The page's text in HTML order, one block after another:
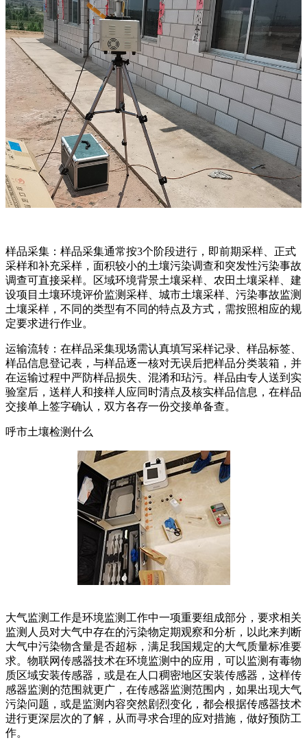
样品采集：样品采集通常按3个阶段进行，即前期采样、正式
采样和补充采样，面积较小的土壤污染调查和突发性污染事故
调查可直接采样。区域环境背景土壤采样、农田土壤采样、建
设项目土壤环境评价监测采样、城市土壤采样、污染事故监测
土壤采样，不同的类型有不同的特点及方式，需按照相应的规
定要求进行作业。
运输流转：在样品采集现场需认真填写采样记录、样品标签、
样品信息登记表，与样品逐一核对无误后把样品分类装箱，并
在运输过程中严防样品损失、混淆和玷污。样品由专人送到实
验室后，送样人和接样人应同时清点及核实样品信息，在样品
交接单上签字确认，双方各存一份交接单备查。
呼市土壤检测什么
大气监测工作是环境监测工作中一项重要组成部分，要求相关
监测人员对大气中存在的污染物定期观察和分析，以此来判断
大气中污染物含量是否超标，满足我国规定的大气质量标准要
求。物联网传感器技术在环境监测中的应用，可以监测有毒物
质区域安装传感器，或是在人口稠密地区安装传感器，这样传
感器监测的范围就更广，在传感器监测范围内，如果出现大气
污染问题，或是监测内容突然剧烈变化，都会根据传感器技术
进行更深层次的了解，从而寻求合理的应对措施，做好预防工
作。